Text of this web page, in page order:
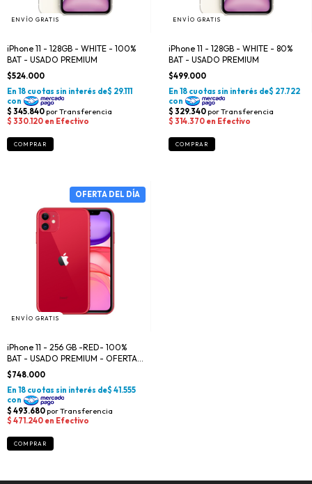
ENVÍO GRATIS
iPhone 11 - 128GB - WHITE - 100%
BAT - USADO PREMIUM
$524.000
ENVÍO GRATIS
iPhone 11 - 128GB - WHITE - 80%
BAT - USADO PREMIUM
$499.000
ENVÍO GRATIS
iPhone 11 - 256 GB -RED- 100%
BAT - USADO PREMIUM - OFERTA
DEL DÍA
$748.000